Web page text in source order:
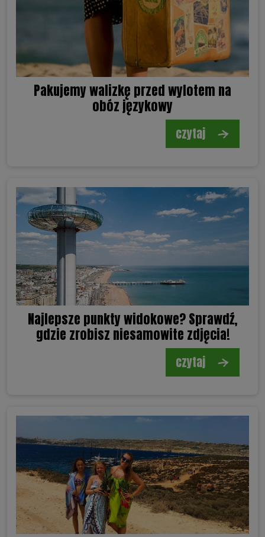
Pakujemy walizkę przed wylotem na
obóz językowy
czytaj
Najlepsze punkty widokowe? Sprawdź,
gdzie zrobisz niesamowite zdjęcia!
czytaj